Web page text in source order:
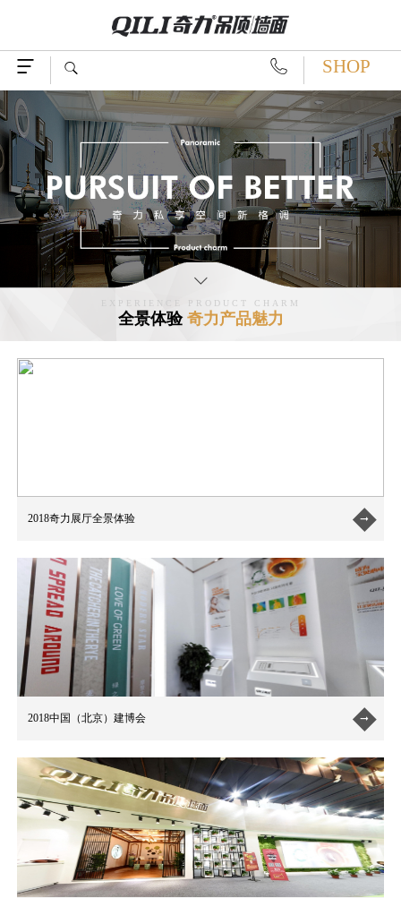
   SHOP

EXPERIENCE PRODUCT CHARM
全景体验 奇力产品魅力
2018奇力展厅全景体验 
2018中国（北京）建博会 